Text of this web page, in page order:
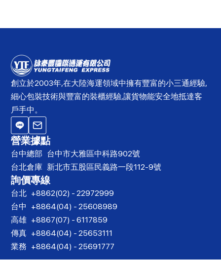
創立於2003年,在大陸海運領域中擁有豐富的小三通經驗,
細心包裝技術與豐富的裝櫃經驗,讓貨物能安全地抵達客
戶手中。
營業據點
台中總部 台中市大雅區中科路902號
台北倉庫 新北市五股區民義路一段112-9號
詢價專線
台北 +8862(02) - 22972999
台中 +8864(04) - 25608989
高雄 +8867(07) - 6117859
傳真 +8864(04) - 25653111
業務 +8864(04) - 25691777